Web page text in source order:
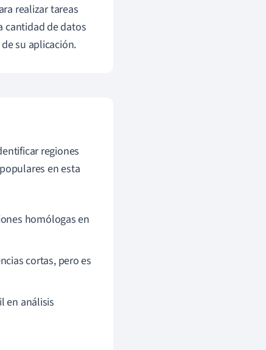
realizar tareas
cantidad de datos
su aplicación.
regiones
en esta
homólogas en
cortas, pero es
en análisis